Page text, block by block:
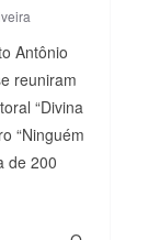
Antônio
reuniram
“Divina
“Ninguém
de 200